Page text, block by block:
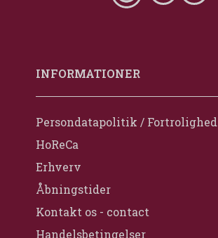
INFORMATIONER
Persondatapolitik / Fortrolighed
HoReCa
Erhverv
Åbningstider
Kontakt os - contact
Handelsbetingelser